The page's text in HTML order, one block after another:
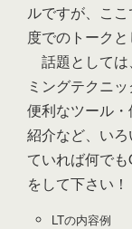
ルですが、こ
度でのトークと
話題としては
ミングテクニ
便利なツール
紹介など、い
ていれば何で
をして下さい！
LTの内容例